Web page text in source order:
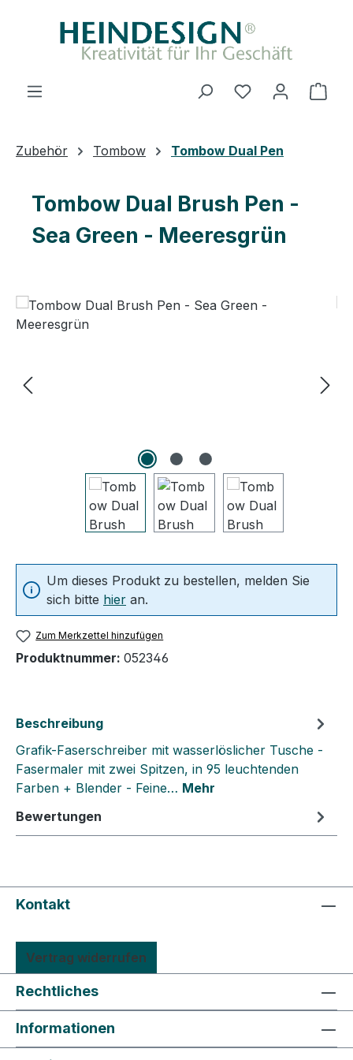
Zum Hauptinhalt springen
Du hast 0
Zubehör Tombow Tombow Dual Pen
Tombow Dual Brush Pen -
Sea Green - Meeresgrün
Um dieses Produkt zu bestellen, melden Sie
sich bitte hier an.
Zum Merkzettel hinzufügen
Produktnummer: 052346
Beschreibung
Grafik-Faserschreiber mit wasserlöslicher Tusche -
Fasermaler mit zwei Spitzen, in 95 leuchtenden
Farben + Blender - Feine… Mehr
Bewertungen
Kontakt
Vertrag widerrufen
Rechtliches
Informationen